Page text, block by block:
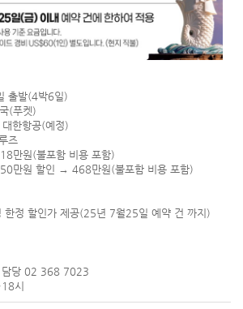
출발(4박6일)
(푸켓)
한항공(예정)
즈
만원(불포함 비용 포함)
만원 할인 → 468만원(불포함 비용 포함)
정 할인가 제공(25년 7월25일 예약 건 까지)
담당 02 368 7023
시